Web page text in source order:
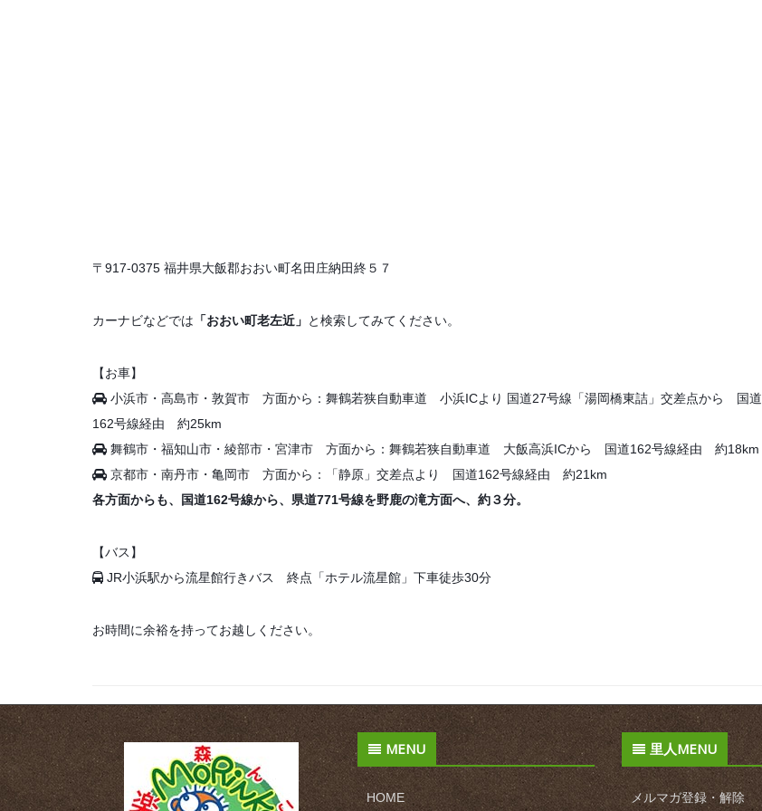
〒917-0375 福井県大飯郡おおい町名田庄納田終５７
カーナビなどでは 「おおい町老左近」 と検索してみてください。
【お車】
小浜市・高島市・敦賀市 方面から：舞鶴若狭自動車道 小浜ICより 国道27号線「湯岡橋東詰」交差点から 国道
162号線経由 約25km
舞鶴市・福知山市・綾部市・宮津市 方面から：舞鶴若狭自動車道 大飯高浜ICから 国道162号線経由 約18km
京都市・南丹市・亀岡市 方面から：「静原」交差点より 国道162号線経由 約21km
各方面からも、国道162号線から、県道771号線を野鹿の滝方面へ、約３分。
【バス】
JR小浜駅から流星館行きバス 終点「ホテル流星館」下車徒歩30分
お時間に余裕を持ってお越しください。
MENU
HOME
里人MENU
メルマガ登録・解除